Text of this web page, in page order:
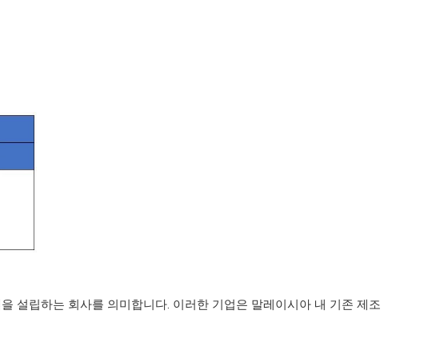
설립하는 회사를 의미합니다. 이러한 기업은 말레이시아 내 기존 제조